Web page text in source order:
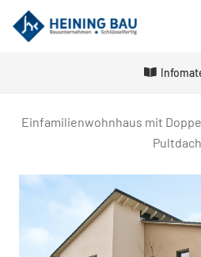
Einfamilienwohnhaus mit
Pultdach